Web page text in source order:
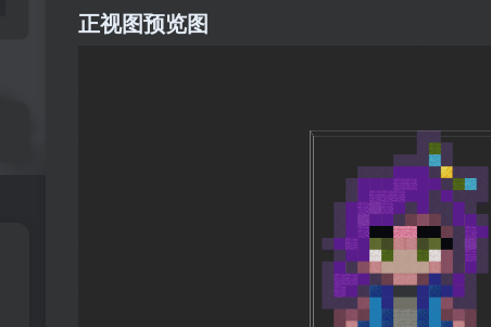
4
正视图预览图